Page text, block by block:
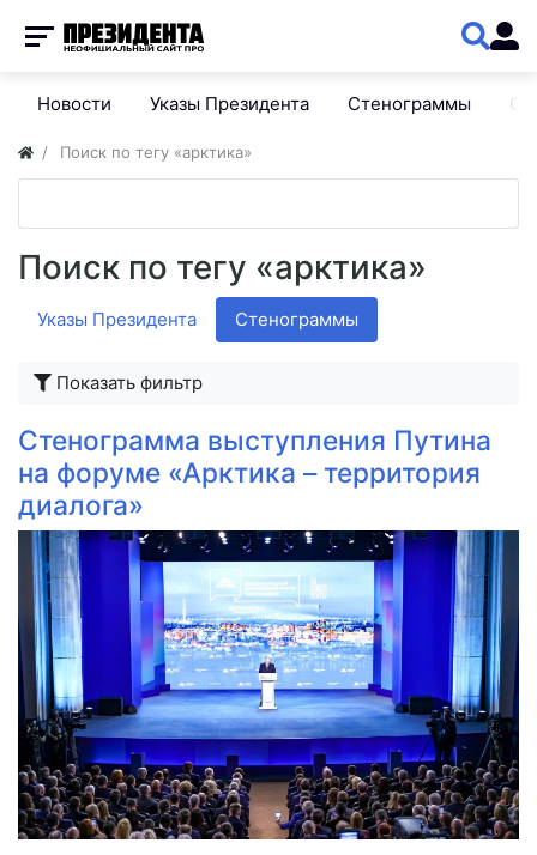
Новости Указы Президента Стенограммы
Поиск по тегу «арктика»
Поиск по тегу «арктика»
Указы Президента Стенограммы
Показать фильтр
Стенограмма выступления Путина
на форуме «Арктика – территория
диалога»